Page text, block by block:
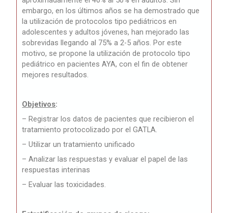
embargo, en los últimos años se ha demostrado que
la utilización de protocolos tipo pediátricos en
adolescentes y adultos jóvenes, han mejorado las
sobrevidas llegando al 75% a 2-5 años. Por este
motivo, se propone la utilización de protocolo tipo
pediátrico en pacientes AYA, con el fin de obtener
mejores resultados.
Objetivos:
– Registrar los datos de pacientes que recibieron el
tratamiento protocolizado por el GATLA.
– Utilizar un tratamiento unificado
– Analizar las respuestas y evaluar el papel de las
respuestas interinas
– Evaluar las toxicidades.